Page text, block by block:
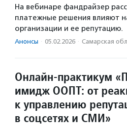
На вебинаре фандрайзер
платежные решения влияют
организации и ее репутацию.
Анонсы · 05.02.2026 · Самарская
Онлайн-практикум
имидж ООПТ: от
к управлению
в соцсетях и СМИ»